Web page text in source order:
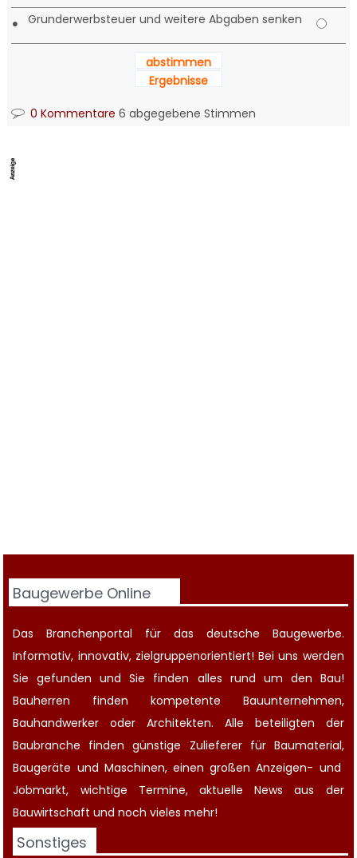
• Grunderwerbsteuer und weitere Abgaben senken
abstimmen
Ergebnisse
0 Kommentare 6 abgegebene Stimmen
Baugewerbe Online
Das Branchenportal für das deutsche Baugewerbe.
Informativ, innovativ, zielgruppenorientiert! Bei uns werden
Sie gefunden und Sie finden alles rund um den Bau!
Bauherren finden kompetente Bauunternehmen,
Bauhandwerker oder Architekten. Alle beteiligten der
Baubranche finden günstige Zulieferer für Baumaterial,
Baugeräte und Maschinen, einen großenAnzeigen- und
Jobmarkt, wichtige Termine, aktuelleNews aus der
Bauwirtschaft und noch vieles mehr!
Sonstiges